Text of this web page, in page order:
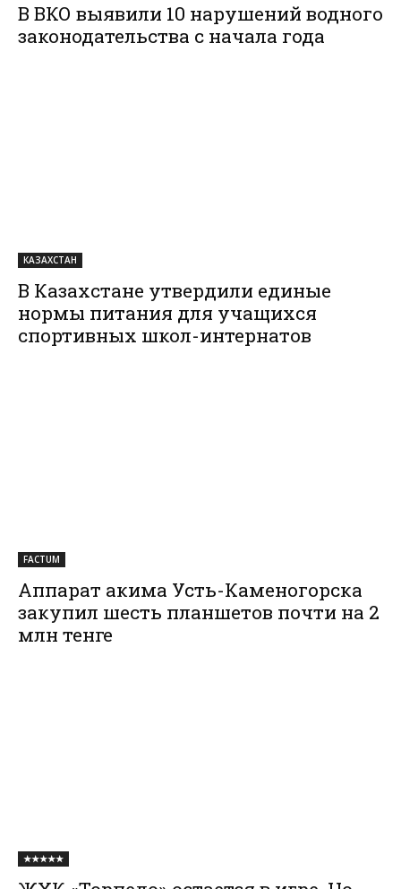
В ВКО выявили 10 нарушений водного
законодательства с начала года
КАЗАХСТАН
В Казахстане утвердили единые
нормы питания для учащихся
спортивных школ-интернатов
FACTUM
Аппарат акима Усть-Каменогорска
закупил шесть планшетов почти на 2
млн тенге
★★★★★